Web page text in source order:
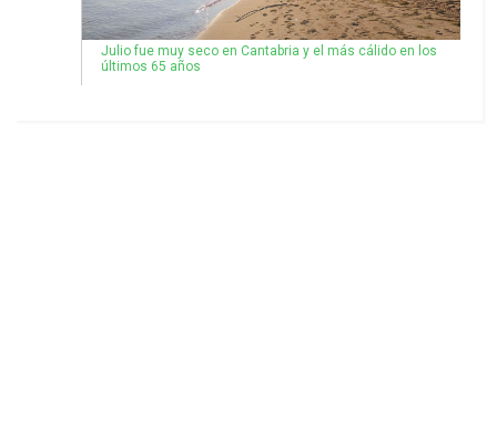
Julio fue muy seco en Cantabria y el más cálido en los
últimos 65 años